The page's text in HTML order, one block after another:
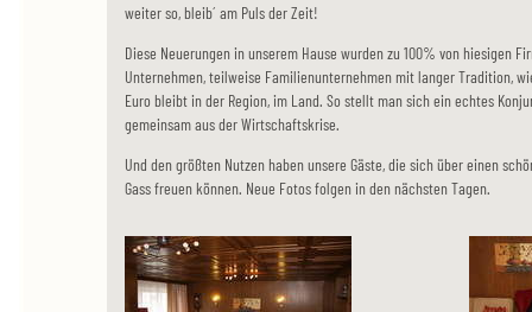
weiter so, bleib´ am Puls der Zeit!
Diese Neuerungen in unserem Hause wurden zu 100% von hiesigen
Unternehmen, teilweise Familienunternehmen mit langer Tradition,
Euro bleibt in der Region, im Land. So stellt man sich ein echtes
gemeinsam aus der Wirtschaftskrise.
Und den größten Nutzen haben unsere Gäste, die sich über einen
Gass freuen können. Neue Fotos folgen in den nächsten Tagen.